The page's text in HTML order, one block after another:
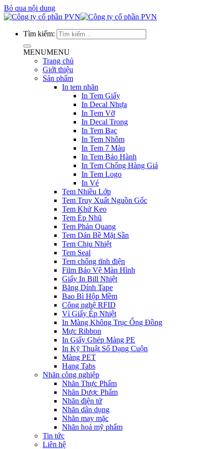
Bỏ qua nội dung
Tìm kiếm:
MENUMENU
Trang chủ
Giới thiệu
Sản phẩm
In tem nhãn
In Tem Giấy
In Decal Nhựa
In Tem Vỡ
In Decal Trong
In Tem Bạc
In Tem Nhôm
In Tem 7 Màu
In Tem Bảo Hành
In Tem Chống Hàng Giả
In Tem Logo
In Vé
Tem Nhiều Lớp
Tem Truy Xuất Nguồn Gốc
Tem Khử Keo
Tem Ép Nhũ
Tem Phản Quang
Tem Dán Bề Mặt Sần
Tem Chịu Nhiệt
Tem Seal
Tem chống tĩnh điện
Film Bảo Vệ Màn Hình
Giấy In Bill Nhiệt
Băng Dính Tape
Bao Bì Hộp Mềm
Công nghệ RFID
Vỉ Giấy Ép Nhiệt
In Màng Không Trục Ống Đồng
Mực Ribbon
In Giấy Ghép Màng PE
In Kỹ Thuật Số Dạng Cuộn
Màng PET
Hang Tabs
Nhãn công nghiệp
Nhãn Thực Phẩm
Nhãn Dược Phẩm
Nhãn điện tử
Nhãn dân dụng
Nhãn may mặc
Nhãn hoá mỹ phẩm
Tin tức
Liên hệ